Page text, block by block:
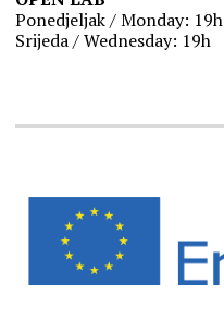
Ponedjeljak / Monday: 19h
Srijeda / Wednesday: 19h